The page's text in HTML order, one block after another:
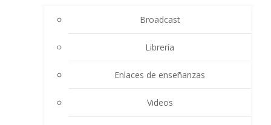
Broadcast
Librería
Enlaces de enseñanzas
Videos